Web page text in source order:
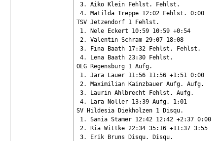
3. Aiko Klein Fehlst. Fehlst.
4. Matilda Treppe 12:02 Fehlst. 0:00
TSV Jetzendorf 1 Fehlst.
1. Nele Eckert 10:59 10:59 +0:54
2. Valentin Schram 29:07 18:08
3. Fina Baath 17:32 Fehlst. Fehlst.
4. Lena Baath 23:30 Fehlst.
OLG Regensburg 1 Aufg.
1. Jara Lauer 11:56 11:56 +1:51 0:00
2. Maximilian Kainzbauer Aufg. Aufg.
3. Laurin Ahlbrecht Fehlst. Aufg.
4. Lara Noller 13:39 Aufg. 1:01
SV Hildesia Diekholzen 1 Disqu.
1. Sania Stamer 12:42 12:42 +2:37 0:00
2. Ria Wittke 22:34 35:16 +11:37 3:55
3. Erik Bruns Disqu. Disqu.